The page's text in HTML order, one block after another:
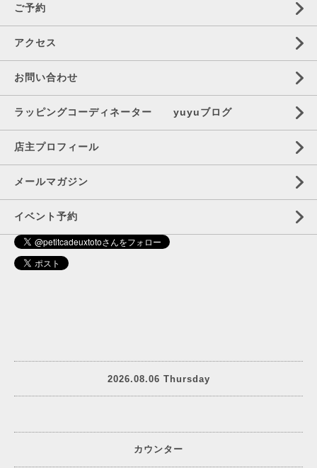
ご予約
アクセス
お問い合わせ
ラッピングコーディネーター yuyuブログ
店主プロフィール
メールマガジン
イベント予約
2026.08.06 Thursday
カウンター